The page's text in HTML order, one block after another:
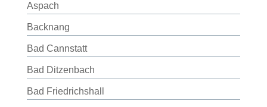
Aspach
Backnang
Bad Cannstatt
Bad Ditzenbach
Bad Friedrichshall